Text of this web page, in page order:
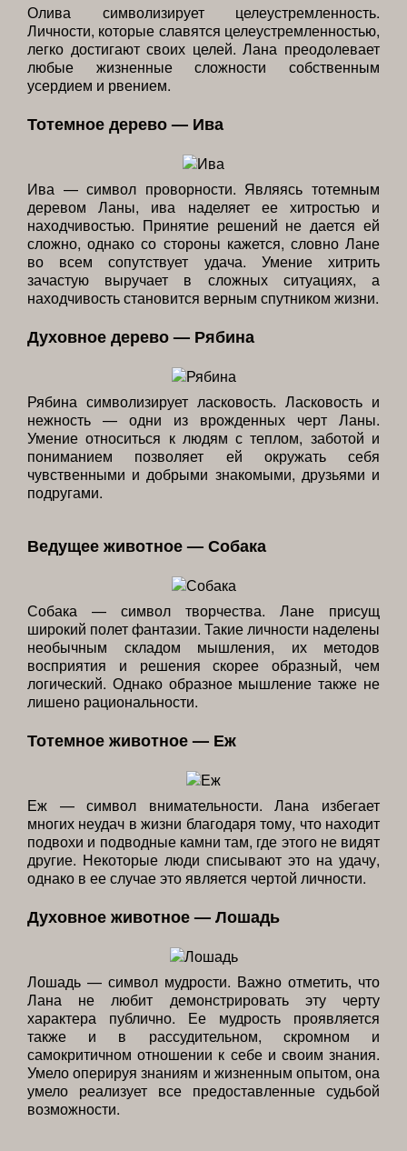
Олива символизирует целеустремленность.
Личности, которые славятся целеустремленностью,
легко достигают своих целей. Лана преодолевает
любые жизненные сложности собственным
усердием и рвением.
Тотемное дерево — Ива
Ива — символ проворности. Являясь тотемным
деревом Ланы, ива наделяет ее хитростью и
находчивостью. Принятие решений не дается ей
сложно, однако со стороны кажется, словно Лане
во всем сопутствует удача. Умение хитрить
зачастую выручает в сложных ситуациях, а
находчивость становится верным спутником жизни.
Духовное дерево — Рябина
Рябина символизирует ласковость. Ласковость и
нежность — одни из врожденных черт Ланы.
Умение относиться к людям с теплом, заботой и
пониманием позволяет ей окружать себя
чувственными и добрыми знакомыми, друзьями и
подругами.
Ведущее животное — Собака
Собака — символ творчества. Лане присущ
широкий полет фантазии. Такие личности наделены
необычным складом мышления, их методов
восприятия и решения скорее образный, чем
логический. Однако образное мышление также не
лишено рациональности.
Тотемное животное — Еж
Еж — символ внимательности. Лана избегает
многих неудач в жизни благодаря тому, что находит
подвохи и подводные камни там, где этого не видят
другие. Некоторые люди списывают это на удачу,
однако в ее случае это является чертой личности.
Духовное животное — Лошадь
Лошадь — символ мудрости. Важно отметить, что
Лана не любит демонстрировать эту черту
характера публично. Ее мудрость проявляется
также и в рассудительном, скромном и
самокритичном отношении к себе и своим знания.
Умело оперируя знаниям и жизненным опытом, она
умело реализует все предоставленные судьбой
возможности.